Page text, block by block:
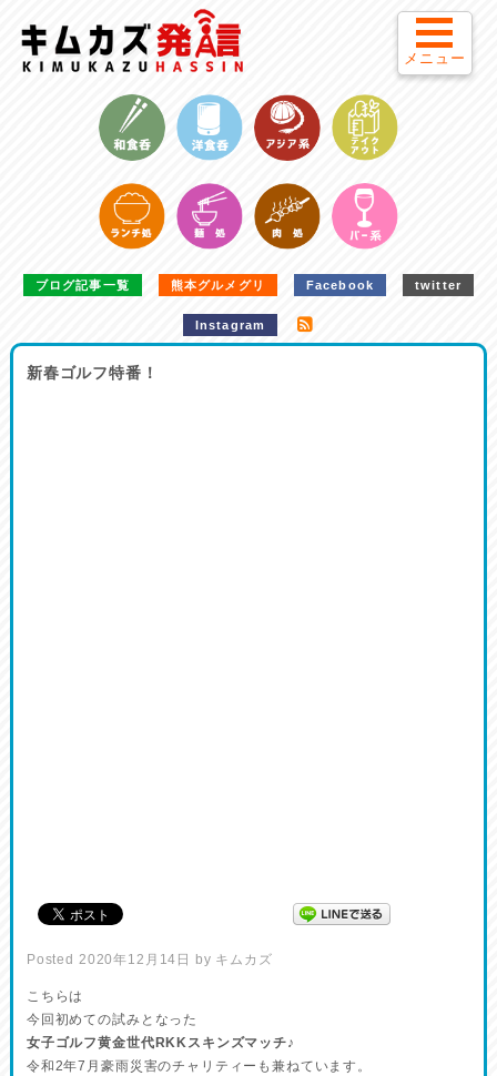
ブログ記事一覧 熊本グルメグリ Facebook twitter
Instagram
新春ゴルフ特番！
Posted 2020年12月14日 by キムカズ
こちらは
今回初めての試みとなった
女子ゴルフ黄金世代RKKスキンズマッチ♪
令和2年7月豪雨災害のチャリティーも兼ねています。
メニュー